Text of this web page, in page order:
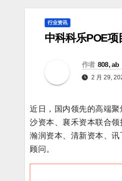
行业资讯
中科科乐POE
作者 808, ab
2 月 29,
近日，国内领先的高端
沙资本、襄禾资本联合
瀚润资本、清新资本、
顾问。